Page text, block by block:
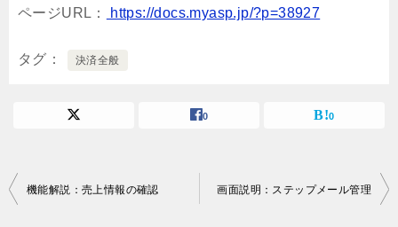
ページURL： https://docs.myasp.jp/?p=38927
タグ 決済全般
0 0
投
機能解説：売上情報の確認 画面説明：ステップメール管理